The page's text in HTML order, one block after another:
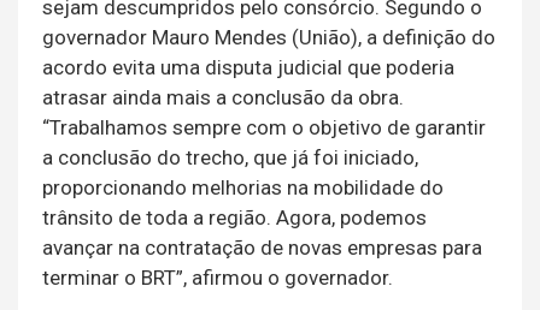
sejam descumpridos pelo consórcio. Segundo o
governador Mauro Mendes (União), a definição do
acordo evita uma disputa judicial que poderia
atrasar ainda mais a conclusão da obra.
“Trabalhamos sempre com o objetivo de garantir
a conclusão do trecho, que já foi iniciado,
proporcionando melhorias na mobilidade do
trânsito de toda a região. Agora, podemos
avançar na contratação de novas empresas para
terminar o BRT”, afirmou o governador.